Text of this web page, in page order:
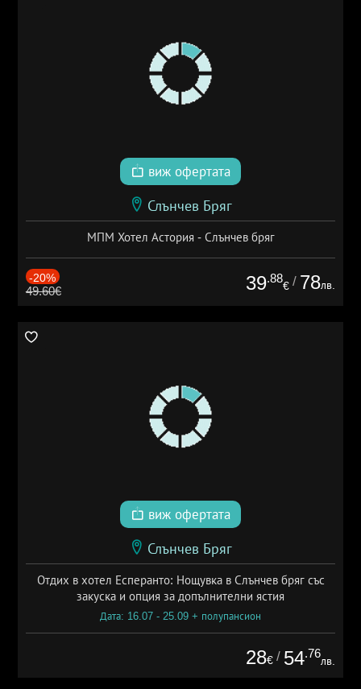
виж офертата
Слънчев Бряг
МПМ Хотел Астория - Слънчев бряг
-20%
49.60€ 39.88
€ / 78лв.
виж офертата
Слънчев Бряг
Отдих в хотел Есперанто: Нощувка в Слънчев бряг със
закуска и опция за допълнителни ястия
Дата: 16.07 - 25.09 + полупансион
28€ / 54.76
лв.